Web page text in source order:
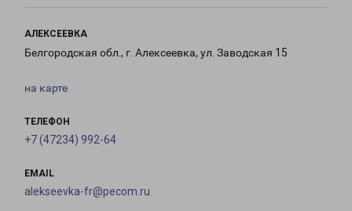
АЛЕКСЕЕВКА
Белгородская обл., г. Алексеевка, ул. Заводская 15
на карте
ТЕЛЕФОН
+7 (47234) 992-64
EMAIL
alekseevka-fr@pecom.ru